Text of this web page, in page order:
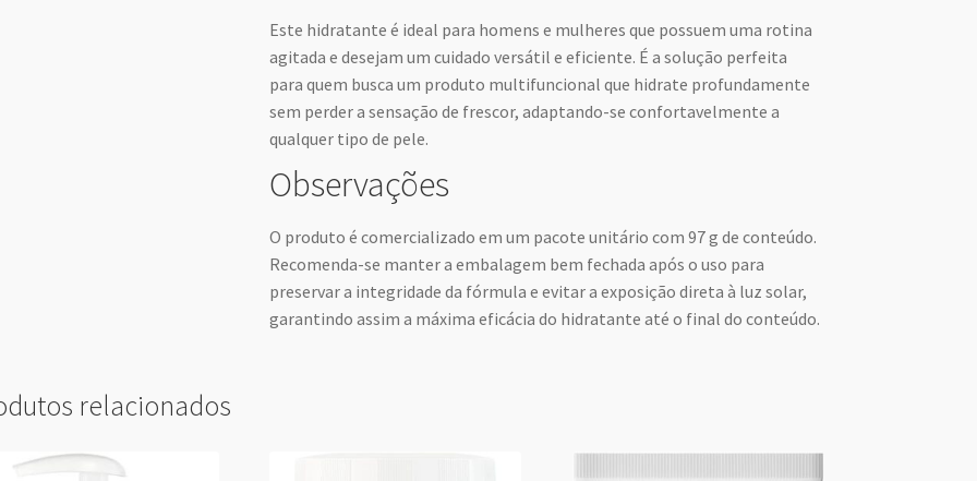
Este hidratante é ideal para homens e mulheres que possuem uma rotina
agitada e desejam um cuidado versátil e eficiente. É a solução perfeita
para quem busca um produto multifuncional que hidrate profundamente
sem perder a sensação de frescor, adaptando-se confortavelmente a
qualquer tipo de pele.
Observações
O produto é comercializado em um pacote unitário com 97 g de conteúdo.
Recomenda-se manter a embalagem bem fechada após o uso para
preservar a integridade da fórmula e evitar a exposição direta à luz solar,
garantindo assim a máxima eficácia do hidratante até o final do conteúdo.
relacionados